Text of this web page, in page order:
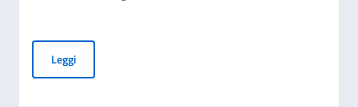
LeggiLezioni di prova (dal 7 al 18 settembre 2026)